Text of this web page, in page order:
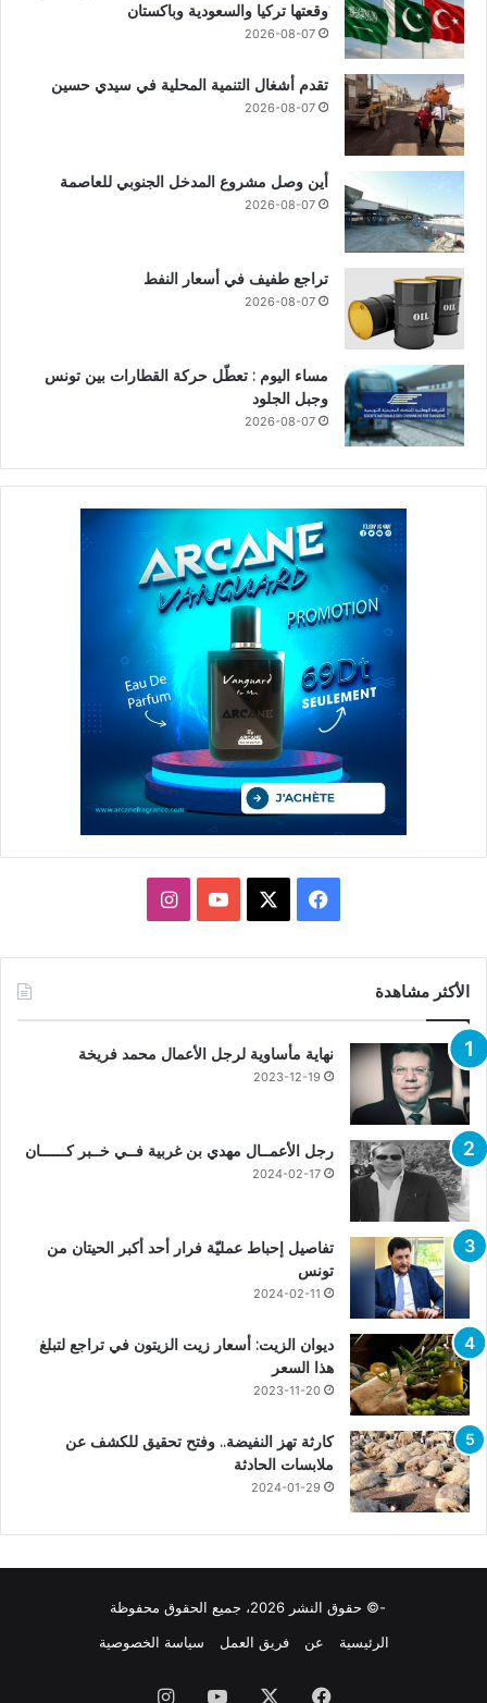
وقعتها تركيا والسعودية وباكستان
2026-08-07
تقدم أشغال التنمية المحلية في سيدي حسين
2026-08-07
أين وصل مشروع المدخل الجنوبي للعاصمة
2026-08-07
تراجع طفيف في أسعار النفط
2026-08-07
مساء اليوم : تعطّل حركة القطارات بين تونس
وجبل الجلود
2026-08-07
فيسبوك يوتيوبانستقرام
الأكثر مشاهدة
نهاية مأساوية لرجل الأعمال محمد فريخة
2023-12-19
رجل الأعمــال مهدي بن غربية فــي خــبر كــــــان
2024-02-17
تفاصيل إحباط عمليّة فرار أحد أكبر الحيتان من
تونس
2024-02-11
ديوان الزيت: أسعار زيت الزيتون في تراجع لتبلغ
هذا السعر
2023-11-20
كارثة تهز النفيضة.. وفتح تحقيق للكشف عن
ملابسات الحادثة
2024-01-29
-© حقوق النشر 2026، جميع الحقوق محفوظة
الرئيسية
عن فريق العمل سياسة الخصوصية
فيسبوك يوتيوبانستقرام